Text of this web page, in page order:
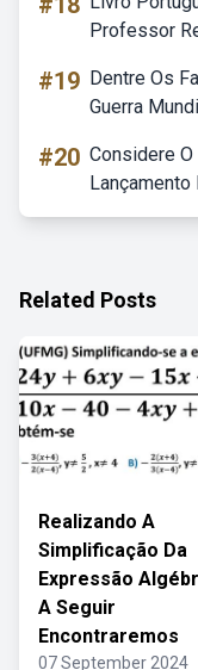
Professor
#19 Dentre Os
Guerra
#20 Considere
Related Posts
Realizando A
Simplificação Da
Expressão
A Seguir
Encontraremos
07 September 2024